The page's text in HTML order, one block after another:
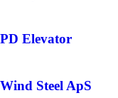
PD Elevator
Wind Steel ApS